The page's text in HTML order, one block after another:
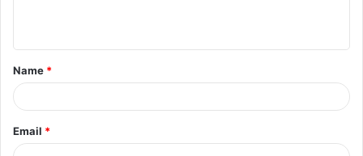
t
*
Name *
Email *